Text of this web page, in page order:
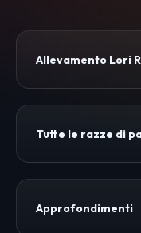
Allevamento Lori
Tutte le razze di
Approfondimenti